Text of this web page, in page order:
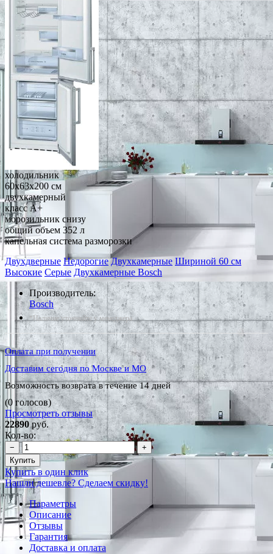
холодильник
60x63x200 см
двухкамерный
класс A+
морозильник снизу
общий объем 352 л
капельная система разморозки
Двухдверные Недорогие Двухкамерные Шириной 60 см
Высокие Серые Двухкамерные Bosch
Производитель:
Bosch
*Наличие уточняйте у менеджера
Оплата при получении
Доставим сегодня по Москве и МО
Возможность возврата в течение 14 дней
(0 голосов)
Просмотреть отзывы
22890руб.
Кол-во:
−
+
Купить
Купить в один клик
Нашли дешевле? Сделаем скидку!
Параметры
Описание
Отзывы
Гарантия
Доставка и оплата